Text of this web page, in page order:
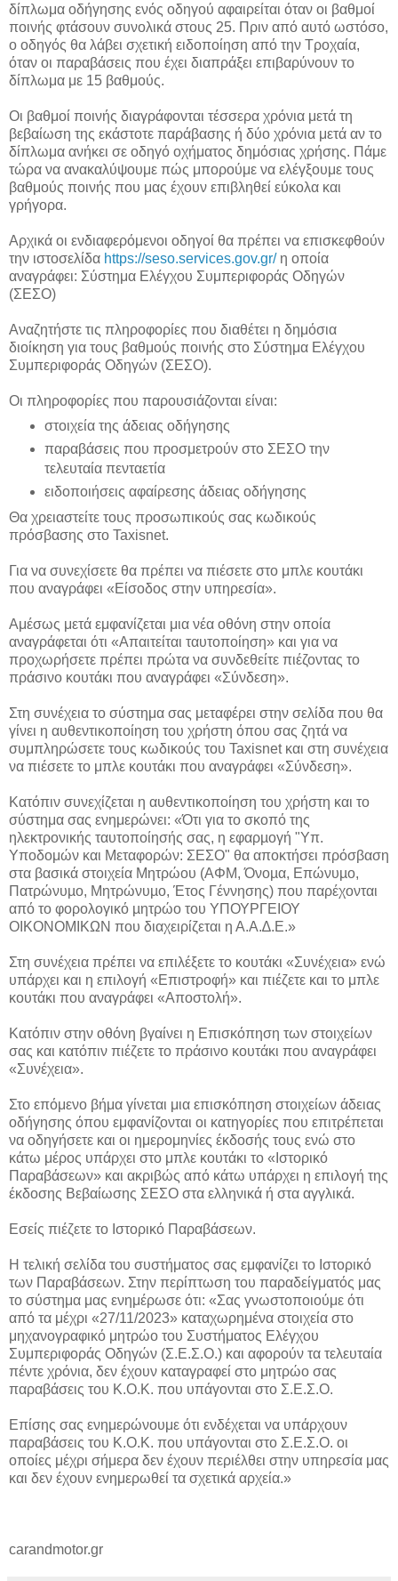
δίπλωμα οδήγησης ενός οδηγού αφαιρείται όταν οι βαθμοί
ποινής φτάσουν συνολικά στους 25. Πριν από αυτό ωστόσο,
ο οδηγός θα λάβει σχετική ειδοποίηση από την Τροχαία,
όταν οι παραβάσεις που έχει διαπράξει επιβαρύνουν το
δίπλωμα με 15 βαθμούς.
Οι βαθμοί ποινής διαγράφονται τέσσερα χρόνια μετά τη
βεβαίωση της εκάστοτε παράβασης ή δύο χρόνια μετά αν το
δίπλωμα ανήκει σε οδηγό οχήματος δημόσιας χρήσης. Πάμε
τώρα να ανακαλύψουμε πώς μπορούμε να ελέγξουμε τους
βαθμούς ποινής που μας έχουν επιβληθεί εύκολα και
γρήγορα.
Αρχικά οι ενδιαφερόμενοι οδηγοί θα πρέπει να επισκεφθούν
την ιστοσελίδα https://seso.services.gov.gr/η οποία
αναγράφει: Σύστημα Ελέγχου Συμπεριφοράς Οδηγών
(ΣΕΣΟ)
Αναζητήστε τις πληροφορίες που διαθέτει η δημόσια
διοίκηση για τους βαθμούς ποινής στο Σύστημα Ελέγχου
Συμπεριφοράς Οδηγών (ΣΕΣΟ).
Οι πληροφορίες που παρουσιάζονται είναι:
στοιχεία της άδειας οδήγησης
παραβάσεις που προσμετρούν στο ΣΕΣΟ την
τελευταία πενταετία
ειδοποιήσεις αφαίρεσης άδειας οδήγησης
Θα χρειαστείτε τους προσωπικούς σας κωδικούς
πρόσβασης στο Taxisnet.
Για να συνεχίσετε θα πρέπει να πιέσετε στο μπλε κουτάκι
που αναγράφει «Είσοδος στην υπηρεσία».
Αμέσως μετά εμφανίζεται μια νέα οθόνη στην οποία
αναγράφεται ότι «Απαιτείται ταυτοποίηση» και για να
προχωρήσετε πρέπει πρώτα να συνδεθείτε πιέζοντας το
πράσινο κουτάκι που αναγράφει «Σύνδεση».
Στη συνέχεια το σύστημα σας μεταφέρει στην σελίδα που θα
γίνει η αυθεντικοποίηση του χρήστη όπου σας ζητά να
συμπληρώσετε τους κωδικούς του Taxisnet και στη συνέχεια
να πιέσετε το μπλε κουτάκι που αναγράφει «Σύνδεση».
Κατόπιν συνεχίζεται η αυθεντικοποίηση του χρήστη και το
σύστημα σας ενημερώνει: «Ότι για το σκοπό της
ηλεκτρονικής ταυτοποίησής σας, η εφαρµογή "Υπ.
Υποδομών και Μεταφορών: ΣΕΣΟ" θα αποκτήσει πρόσβαση
στα βασικά στοιχεία Μητρώου (ΑΦΜ, Όνοµα, Επώνυµο,
Πατρώνυµο, Μητρώνυµο, Έτος Γέννησης) που παρέχονται
από το φορολογικό µητρώο του ΥΠΟΥΡΓΕΙΟΥ
ΟΙΚΟΝΟΜΙΚΩΝ που διαχειρίζεται η Α.Α.∆.Ε.»
Στη συνέχεια πρέπει να επιλέξετε το κουτάκι «Συνέχεια» ενώ
υπάρχει και η επιλογή «Επιστροφή» και πιέζετε και το μπλε
κουτάκι που αναγράφει «Αποστολή».
Κατόπιν στην οθόνη βγαίνει η Επισκόπηση των στοιχείων
σας και κατόπιν πιέζετε το πράσινο κουτάκι που αναγράφει
«Συνέχεια».
Στο επόμενο βήμα γίνεται μια επισκόπηση στοιχείων άδειας
οδήγησης όπου εμφανίζονται οι κατηγορίες που επιτρέπεται
να οδηγήσετε και οι ημερομηνίες έκδοσής τους ενώ στο
κάτω μέρος υπάρχει στο μπλε κουτάκι το «Ιστορικό
Παραβάσεων» και ακριβώς από κάτω υπάρχει η επιλογή της
έκδοσης Βεβαίωσης ΣΕΣΟ στα ελληνικά ή στα αγγλικά.
Εσείς πιέζετε το Ιστορικό Παραβάσεων.
Η τελική σελίδα του συστήματος σας εμφανίζει το Ιστορικό
των Παραβάσεων. Στην περίπτωση του παραδείγματός μας
το σύστημα μας ενημέρωσε ότι: «Σας γνωστοποιούμε ότι
από τα μέχρι «27/11/2023» καταχωρημένα στοιχεία στο
μηχανογραφικό μητρώο του Συστήματος Ελέγχου
Συμπεριφοράς Οδηγών (Σ.Ε.Σ.Ο.) και αφορούν τα τελευταία
πέντε χρόνια, δεν έχουν καταγραφεί στο μητρώο σας
παραβάσεις του Κ.Ο.Κ. που υπάγονται στο Σ.Ε.Σ.Ο.
Επίσης σας ενημερώνουμε ότι ενδέχεται να υπάρχουν
παραβάσεις του Κ.Ο.Κ. που υπάγονται στο Σ.Ε.Σ.Ο. οι
οποίες μέχρι σήμερα δεν έχουν περιέλθει στην υπηρεσία μας
και δεν έχουν ενημερωθεί τα σχετικά αρχεία.»
carandmotor.gr